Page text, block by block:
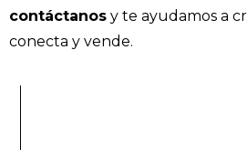
contáctanos y te ayudamos a
conecta y vende.